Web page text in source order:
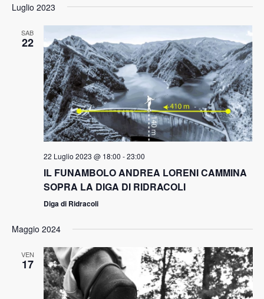
Luglio 2023
SAB
22
22 Luglio 2023 @ 18:00 -23:00
IL FUNAMBOLO ANDREA LORENI CAMMINA
SOPRA LA DIGA DI RIDRACOLI
Diga di Ridracoli
Maggio 2024
VEN
17